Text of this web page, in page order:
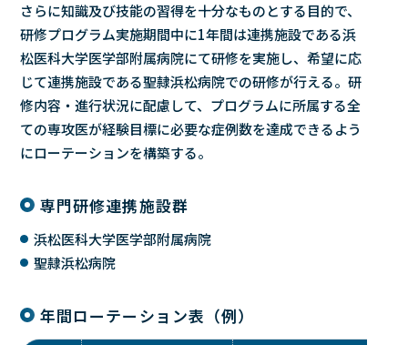
さらに知識及び技能の習得を十分なものとする目的で、
研修プログラム実施期間中に1年間は連携施設である浜
松医科大学医学部附属病院にて研修を実施し、希望に応
じて連携施設である聖隷浜松病院での研修が行える。研
修内容・進行状況に配慮して、プログラムに所属する全
ての専攻医が経験目標に必要な症例数を達成できるよう
にローテーションを構築する。
専門研修連携施設群
浜松医科大学医学部附属病院
聖隷浜松病院
年間ローテーション表（例）